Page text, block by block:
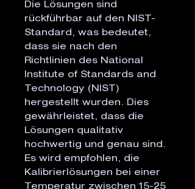
Die Lösungen sind
rückführbar auf den NIST-
Standard, was bedeutet,
dass sie nach den
Richtlinien des National
Institute of Standards and
Technology (NIST)
hergestellt wurden. Dies
gewährleistet, dass die
Lösungen qualitativ
hochwertig und genau sind.
Es wird empfohlen, die
Kalibrierlösungen bei einer
Temperatur zwischen 15-25